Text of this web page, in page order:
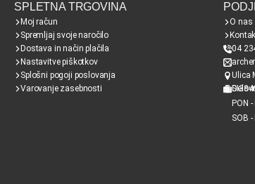
SPLETNA TRGOVINA
Moj račun
Spremljaj svoje naročilo
Dostava in način plačila
Nastavitve piškotkov
Splošni pogoji poslovanja
Varovanje zasebnosti
O nas
04
Ulica
PON
SOB